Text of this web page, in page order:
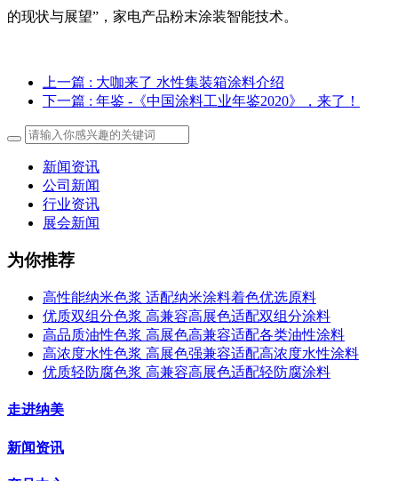
的现状与展望”，家电产品粉末涂装智能技术。
上一篇 : 大咖来了 水性集装箱涂料介绍
下一篇 : 年鉴 -《中国涂料工业年鉴2020》，来了！
新闻资讯
公司新闻
行业资讯
展会新闻
为你推荐
高性能纳米色浆 适配纳米涂料着色优选原料
优质双组分色浆 高兼容高展色适配双组分涂料
高品质油性色浆 高展色高兼容适配各类油性涂料
高浓度水性色浆 高展色强兼容适配高浓度水性涂料
优质轻防腐色浆 高兼容高展色适配轻防腐涂料
走进纳美
新闻资讯